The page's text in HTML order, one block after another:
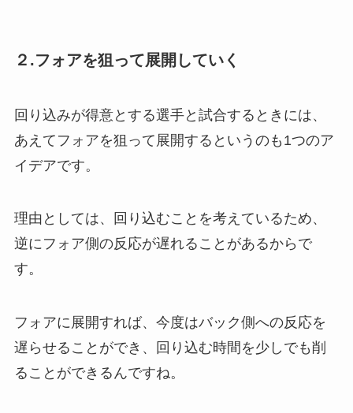
２.フォアを狙って展開していく
回り込みが得意とする選手と試合するときには、
あえてフォアを狙って展開するというのも1つのア
イデアです。
理由としては、回り込むことを考えているため、
逆にフォア側の反応が遅れることがあるからで
す。
フォアに展開すれば、今度はバック側への反応を
遅らせることができ、回り込む時間を少しでも削
ることができるんですね。